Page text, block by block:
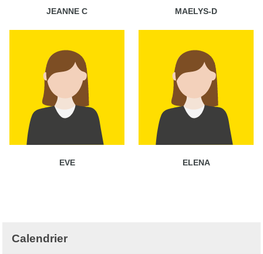
JEANNE C MAELYS-D
EVE ELENA
Calendrier